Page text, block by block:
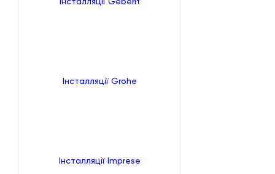
Інсталляції Grohe
Інсталляції Imprese